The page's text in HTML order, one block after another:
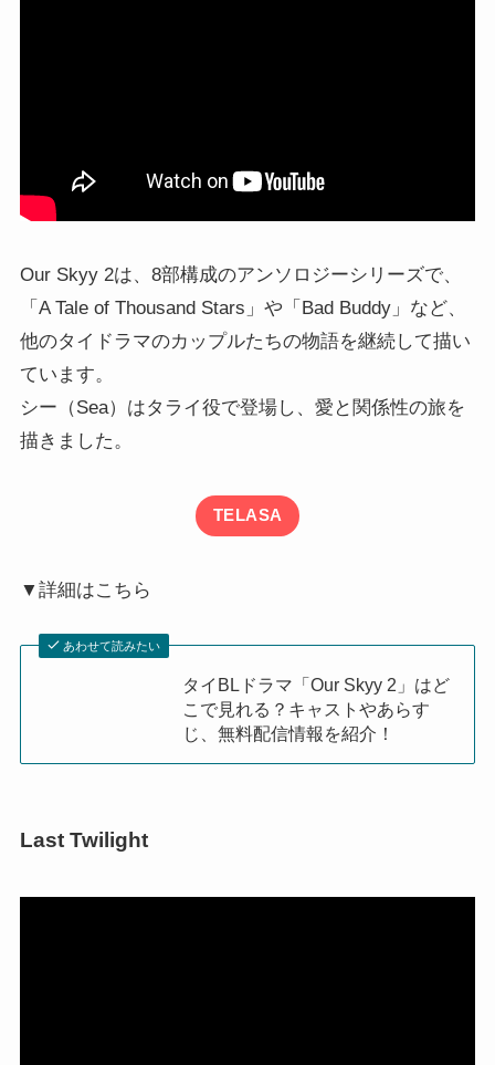
Our Skyy 2は、8部構成のアンソロジーシリーズで、
「A Tale of Thousand Stars」や「Bad Buddy」など、
他のタイドラマのカップルたちの物語を継続して描い
ています。
シー（Sea）はタライ役で登場し、愛と関係性の旅を
描きました。
TELASA
▼詳細はこちら
あわせて読みたい
タイBLドラマ「Our Skyy 2」はど
こで見れる？キャストやあらす
じ、無料配信情報を紹介！
Last Twilight